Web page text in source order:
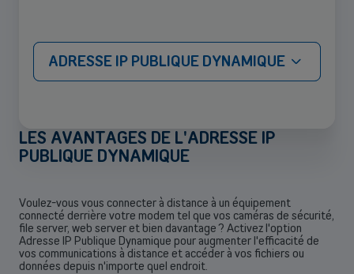
ADRESSE IP PUBLIQUE DYNAMIQUE
LES AVANTAGES DE L'ADRESSE IP
PUBLIQUE DYNAMIQUE
Voulez-vous vous connecter à distance à un équipement
connecté derrière votre modem tel que vos caméras de sécurité,
file server, web server et bien davantage ? Activez l'option
Adresse IP Publique Dynamique pour augmenter l'efficacité de
vos communications à distance et accéder à vos fichiers ou
données depuis n'importe quel endroit.